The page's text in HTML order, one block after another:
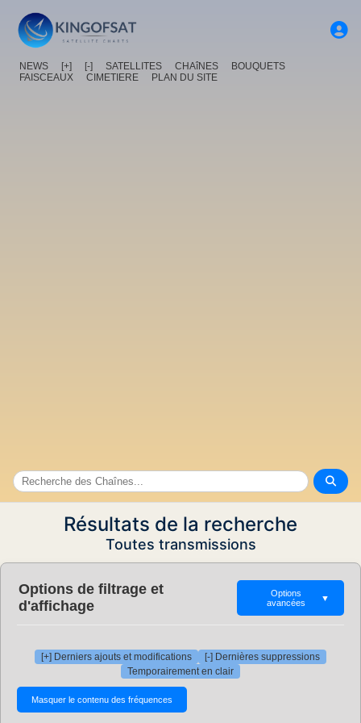
NEWS [+] [-] SATELLITES CHAîNES
BOUQUETS
FAISCEAUX
CIMETIERE PLAN DU SITE
Résultats de la recherche
Toutes transmissions
Options de filtrage et
d'affichage
Options
avancées
▼
[+] Derniers ajouts et modifications
[-] Dernières suppressions
Temporairement en clair